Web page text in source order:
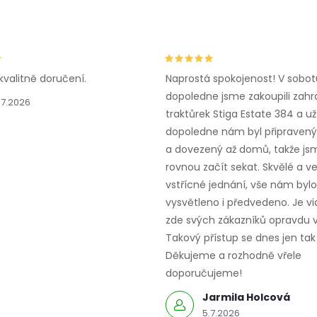
doručení.
Jarmila Holcová
5.7.2026
Naprostá spokojenost! V
dopoledne jsme zakoupili
traktůrek Stiga Estate 384 a
dopoledne nám byl
a dovezený až domů, takže
rovnou začít sekat. Skvělé a
vstřícné jednání, vše nám bylo
vysvětleno i předvedeno. Je
zde svých zákazníků opravdu
Takový přístup se dnes jen
Děkujeme a rozhodně vřele
doporučujeme!